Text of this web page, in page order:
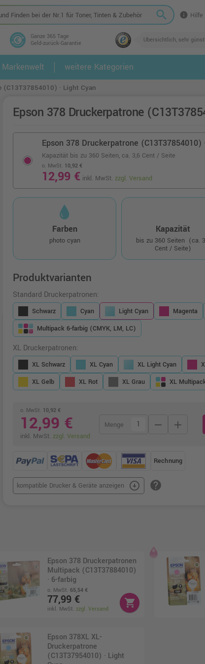
search info Hilfe
Ganze 365 Tage
Geld-zurück-Garantie
Übersichtlich, sehr
2.
Markenwelt weitere Kategorien
· Light Cyan
Epson 378 Druckerpatrone
Epson 378 Druckerpatrone (C13T37854010)
Kapazität bis zu 360 Seiten, ca. 3,6 Cent / Seite
o. MwSt. 10,92 €
12,99 € inkl. MwSt. zzgl. Versand
Farben
photo cyan
Kapazität
bis zu 360 Seiten (ca.
Cent / Seite)
Produktvarianten
Standard Druckerpatronen:
Schwarz Cyan Light Cyan Magenta
Multipack 6-farbig (CMYK, LM, LC)
XL Druckerpatronen:
XL Schwarz XL Cyan XL Light Cyan
XL Gelb
XL Rot XL Grau XL
o. MwSt. 10,92 €
12,99 €
inkl. MwSt. zzgl. Versand
Menge remove add
Rechnung
kompatible Drucker & Geräte anzeigen arrow_circle_down help
Epson 378 Druckerpatronen
Multipack (C13T37884010)
· 6-farbig
o. MwSt. 65,54 €
77,99 €
inkl. MwSt. zzgl. Versand
shopping_cart
Epson 378XL XL-
Druckerpatrone
(C13T37954010) · Light